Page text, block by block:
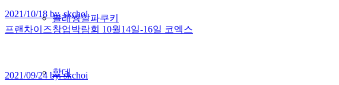
블레씽알파쿠키
할데
2021/10/18 by. skchoi
프랜차이즈창업박람회 10월14일-16일 코엑스
2021/09/24 by. skchoi